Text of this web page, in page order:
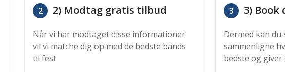
2 2) Modtag gratis tilbud
Når vi har modtaget disse informationer
vil vi matche dig op med de bedste bands
til fest
3 3) Book
Dermed kan
sammenligne
bedste og